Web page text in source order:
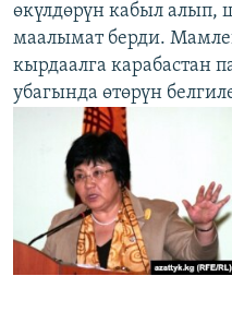
өкүлдөрүн кабыл алып,
маалымат берди.
кырдаалга карабастан
убагында өтөрүн